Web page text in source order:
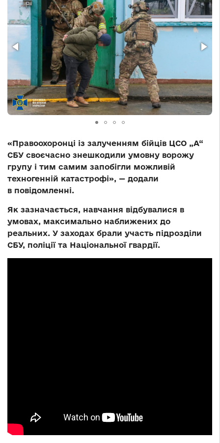
«Правоохоронці із залученням бійців ЦСО „А“
СБУ своєчасно знешкодили умовну ворожу
групу і тим самим запобігли можливій
техногенній катастрофі», — додали
в повідомленні.
Як зазначається, навчання відбувалися в
умовах, максимально наближених до
реальних. У заходах брали участь підрозділи
СБУ, поліції та Національної гвардії.